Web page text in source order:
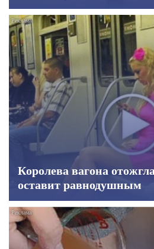
Королева вагона
оставит равнодушным